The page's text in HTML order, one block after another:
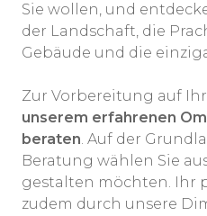
Sie wollen, und
der Landschaft, die
Gebäude und die
Zur Vorbereitung auf
unserem erfahrenen
beraten. Auf der
Beratung wählen Sie
gestalten möchten. Ihr
zudem durch unsere